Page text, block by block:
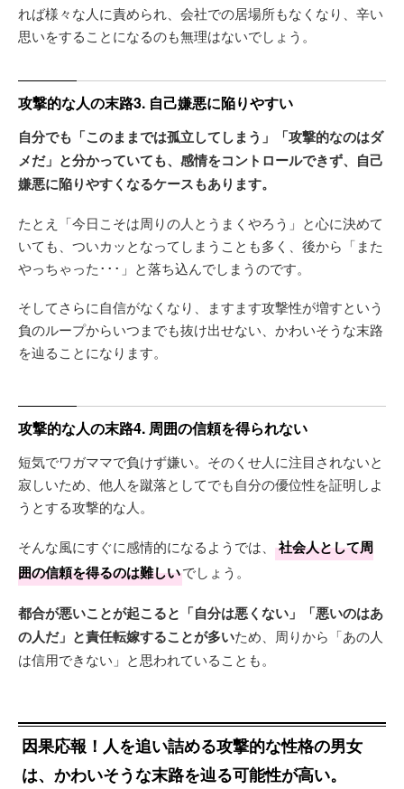
れば様々な人に責められ、会社での居場所もなくなり、辛い
思いをすることになるのも無理はないでしょう。
攻撃的な人の末路3. 自己嫌悪に陥りやすい
自分でも「このままでは孤立してしまう」「攻撃的なのはダ
メだ」と分かっていても、感情をコントロールできず、自己
嫌悪に陥りやすくなるケースもあります。
たとえ「今日こそは周りの人とうまくやろう」と心に決めて
いても、ついカッとなってしまうことも多く、後から「また
やっちゃった･･･」と落ち込んでしまうのです。
そしてさらに自信がなくなり、ますます攻撃性が増すという
負のループからいつまでも抜け出せない、かわいそうな末路
を辿ることになります。
攻撃的な人の末路4. 周囲の信頼を得られない
短気でワガママで負けず嫌い。そのくせ人に注目されないと
寂しいため、他人を蹴落としてでも自分の優位性を証明しよ
うとする攻撃的な人。
そんな風にすぐに感情的になるようでは、
社会人として周
囲の信頼を得るのは難しいでしょう。
都合が悪いことが起こると「自分は悪くない」「悪いのはあ
の人だ」と責任転嫁することが多いため、周りから「あの人
は信用できない」と思われていることも。
因果応報！人を追い詰める攻撃的な性格の男女
は、かわいそうな末路を辿る可能性が高い。